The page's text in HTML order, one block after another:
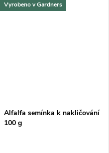
Vyrobeno v Gardners
Alfalfa semínka k nakličování
100 g